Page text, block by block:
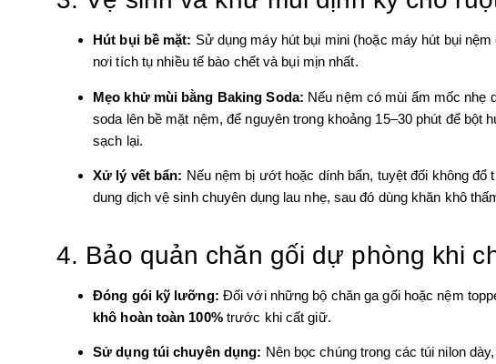
Hút bụi bề mặt: Sử dụng máy hút bụi mini (hoặc máy hút bụi
nơi tích tụ nhiều tế bào chết và bụi mịn nhất.
Mẹo khử mùi bằng Baking Soda: Nếu nệm có mùi ẩm mốc nhẹ
soda lên bề mặt nệm, để nguyên trong khoảng 15–30 phút để bột
sạch lại.
Xử lý vết bẩn: Nếu nệm bị ướt hoặc dính bẩn, tuyệt đối không
dung dịch vệ sinh chuyên dụng lau nhẹ, sau đó dùng khăn khô
4. Bảo quản chăn gối dự phòng khi
Đóng gói kỹ lưỡng: Đối với những bộ chăn ga gối hoặc nệm
khô hoàn toàn 100%trước khi cất giữ.
Sử dụng túi chuyên dụng: Nên bọc chúng trong các túi nilon